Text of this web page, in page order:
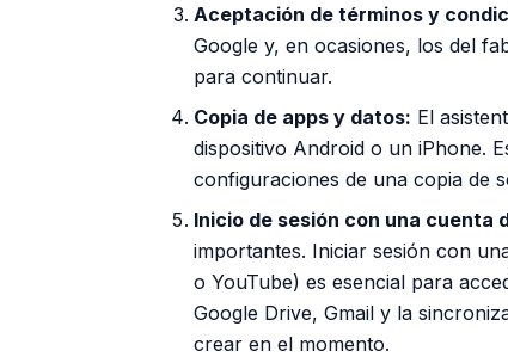
Aceptación de términos y
Google y, en ocasiones, los del
para continuar.
Copia de apps y datos: El
dispositivo Android o un iPhone.
configuraciones de una copia de
Inicio de sesión con una cuenta
importantes. Iniciar sesión con
o YouTube) es esencial para
Google Drive, Gmail y la
crear en el momento.